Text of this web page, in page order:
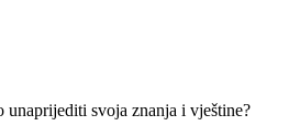
unaprijediti svoja znanja i vještine?